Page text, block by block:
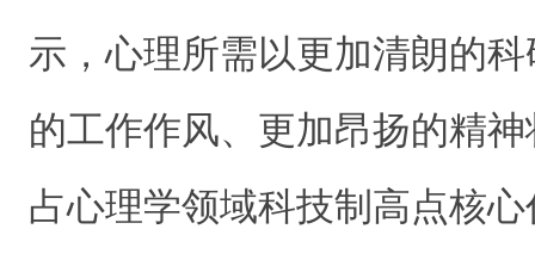
示，心理所需以更加清朗的
的工作作风、更加昂扬的精
占心理学领域科技制高点核